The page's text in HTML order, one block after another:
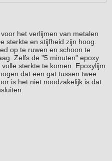
het verlijmen van metalen
sterkte en stijfheid zijn hoog.
op te ruwen en schoon te
Zelfs de "5 minuten" epoxy
sterkte te komen. Epoxylijm
dat een gat tussen twee
is het niet noodzakelijk is dat